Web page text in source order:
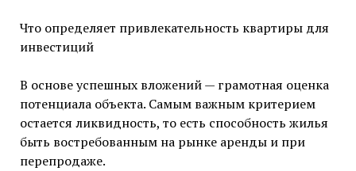
Что определяет привлекательность квартиры для
инвестиций
В основе успешных вложений — грамотная оценка
потенциала объекта. Самым важным критерием
остается ликвидность, то есть способность жилья
быть востребованным на рынке аренды и при
перепродаже.